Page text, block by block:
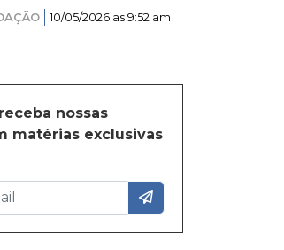
10/05/2026 as 9:52 am
nossas
matérias exclusivas